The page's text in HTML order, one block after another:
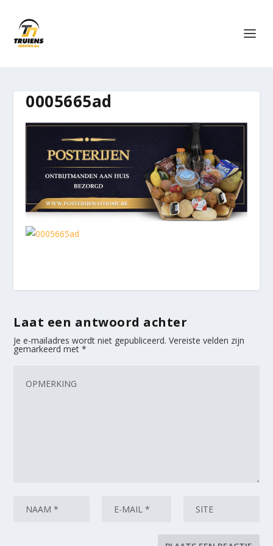
0005665ad
Laat een antwoord achter
Je e-mailadres wordt niet gepubliceerd. Vereiste velden zijn
gemarkeerd met*